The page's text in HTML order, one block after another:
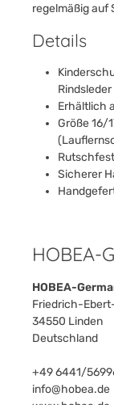
regelmäßig
Details
Rindsleder
Erhältlich
Größe 16/
Sicherer
HOBEA-
HOBEA-
Friedrich-
34550 Linden
Deutschland
+49 6441/
info@hobea.de